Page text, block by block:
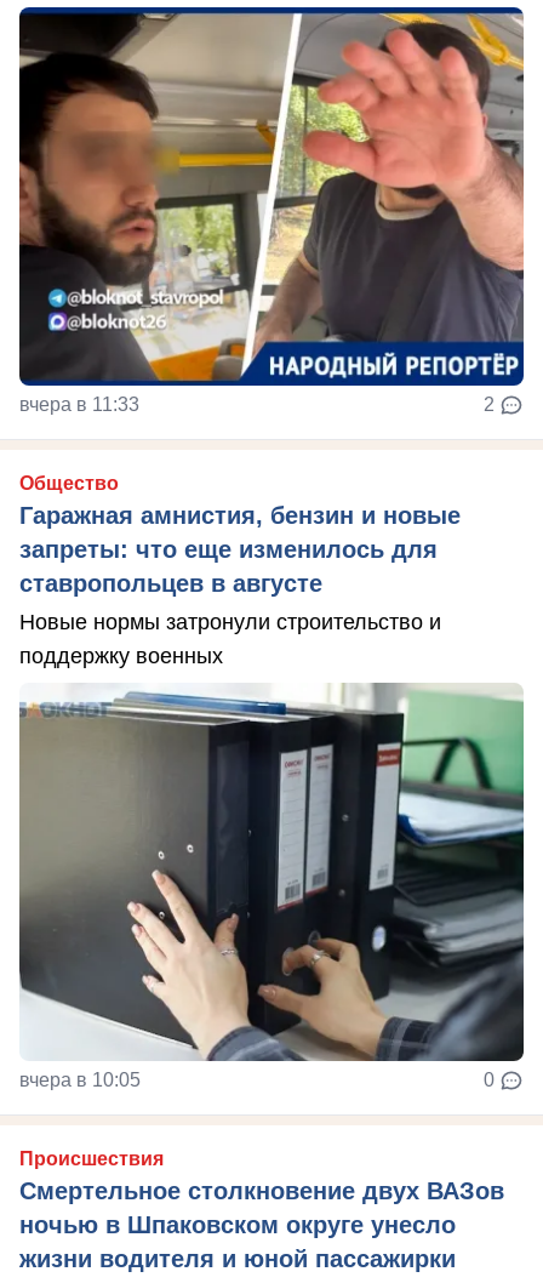
вчера в 11:33 2
Общество
Гаражная амнистия, бензин и новые
запреты: что еще изменилось для
ставропольцев в августе
Новые нормы затронули строительство и
поддержку военных
вчера в 10:05 0
Происшествия
Смертельное столкновение двух ВАЗов
ночью в Шпаковском округе унесло
жизни водителя и юной пассажирки